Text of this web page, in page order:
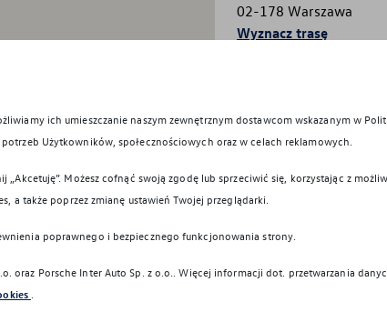
02-178 Warszawa
Wyznacz trasę
Samochody
Serwis
ich umieszczanie naszym zewnętrznym dostawcom wskazanym w
Użytkowników, społecznościowych oraz w celach reklamowych.
Możesz cofnąć swoją zgodę lub sprzeciwić się, korzystając z
a także poprzez zmianę ustawień Twojej przeglądarki.
poprawnego i bezpiecznego funkcjonowania strony.
oraz Porsche Inter Auto Sp. z o.o.. Więcej informacji dot. przetwarzania
.